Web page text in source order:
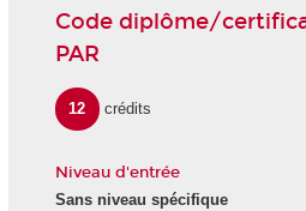
Code diplôme/
PAR
12 crédits
Niveau d'entrée
Sans niveau spécifique